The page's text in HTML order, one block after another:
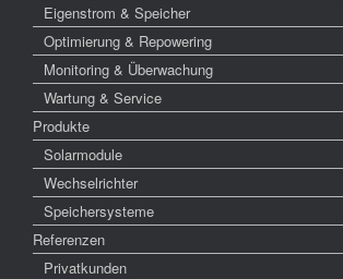
Eigenstrom & Speicher
Optimierung & Repowering
Monitoring & Überwachung
Wartung & Service
Produkte
Solarmodule
Wechselrichter
Speichersysteme
Referenzen
Privatkunden